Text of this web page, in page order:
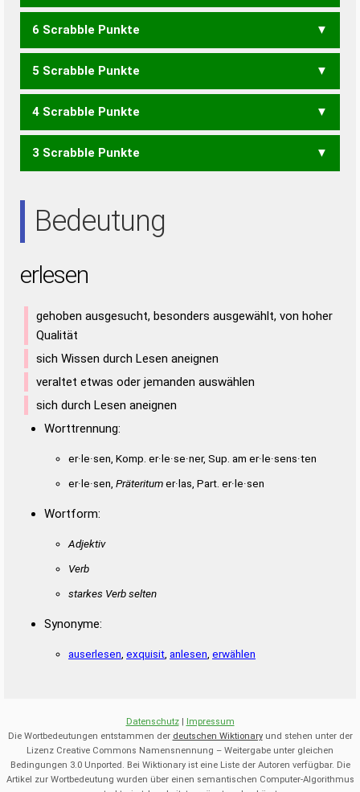
ERLENE LEEREN LEERES
6 Scrabble Punkte
ERLEN ESELN LEERE SELEN
5 Scrabble Punkte
ELEN ELSE ESEL LEER
4 Scrabble Punkte
LEE EREN NEER RENE
3 Scrabble Punkte
Bedeutung
erlesen
gehoben ausgesucht, besonders ausgewählt, von hoher
Qualität
sich Wissen durch Lesen aneignen
veraltet etwas oder jemanden auswählen
sich durch Lesen aneignen
Worttrennung:
er·le·sen, Komp. er·le·se·ner, Sup. am er·le·sens·ten
er·le·sen, Präteritumer·las, Part. er·le·sen
Wortform:
Adjektiv
Verb
starkes Verb selten
Synonyme:
auserlesen exquisit anlesen erwählen
Datenschutz| Impressum
Die Wortbedeutungen entstammen der deutschen Wiktionaryund stehen unter der
Lizenz Creative Commons Namensnennung – Weitergabe unter gleichen
Bedingungen 3.0 Unported. Bei Wiktionary ist eine Liste der Autoren verfügbar. Die
Artikel zur Wortbedeutung wurden über einen semantischen Computer-Algorithmus